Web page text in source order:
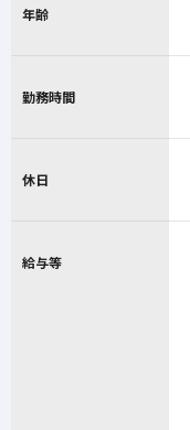
年齢
勤務時間
休日
給与等